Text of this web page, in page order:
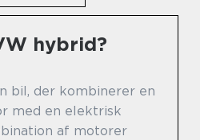
hybrid?
bil, der kombinerer en
med en elektrisk
af motorer